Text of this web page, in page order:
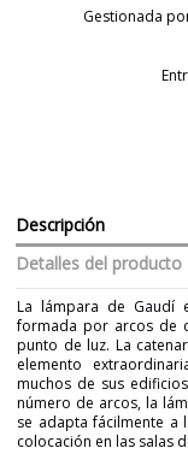
Gestionada
Descripción
Detalles del producto
La lámpara de Gaudí
formada por arcos de
punto de luz. La
elemento
muchos de sus
número de arcos, la
se adapta fácilmente a
colocación en las salas